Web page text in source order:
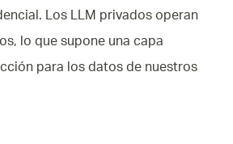
Los LLM privados operan
lo que supone una capa
para los datos de nuestros